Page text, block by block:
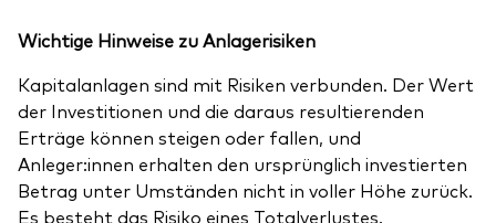
Wichtige Hinweise zu Anlagerisiken
Kapitalanlagen sind mit Risiken verbunden. Der Wert
der Investitionen und die daraus resultierenden
Erträge können steigen oder fallen, und
Anleger:innen erhalten den ursprünglich investierten
Betrag unter Umständen nicht in voller Höhe zurück.
Es besteht das Risiko eines Totalverlustes.